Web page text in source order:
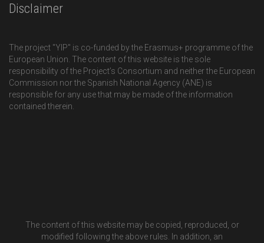
Disclaimer
The project "YIP" is co-funded by the Erasmus+ programme of the
European Union. The content of this website is the sole
responsibility of the Project’s Consortium and neither the European
Commission nor the Spanish National Agency (ANE) is
responsible for any use that may be made of the information
contained therein.
The content of this website may be copied, reproduced, or
modified following the above rules. In addition, an